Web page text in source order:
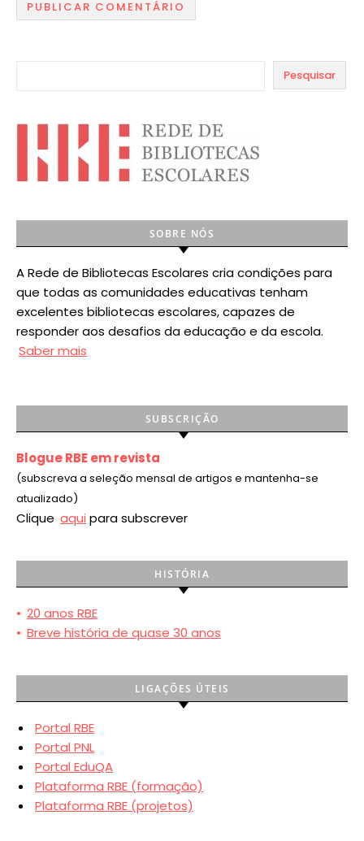
Pesquisar
SOBRE NÓS
A Rede de Bibliotecas Escolares cria condições para
que todas as comunidades educativas tenham
excelentes bibliotecas escolares, capazes de
responder aos desafios da educação e da escola.
Saber mais
SUBSCRIÇÃO
Blogue RBE em revista
(subscreva a seleção mensal de artigos e mantenha-se
atualizado)
Clique aqui para subscrever
HISTÓRIA
• 20 anos RBE
• Breve história de quase 30 anos
LIGAÇÕES ÚTEIS
Portal RBE
Portal PNL
Portal EduQA
Plataforma RBE (formação)
Plataforma RBE (projetos)